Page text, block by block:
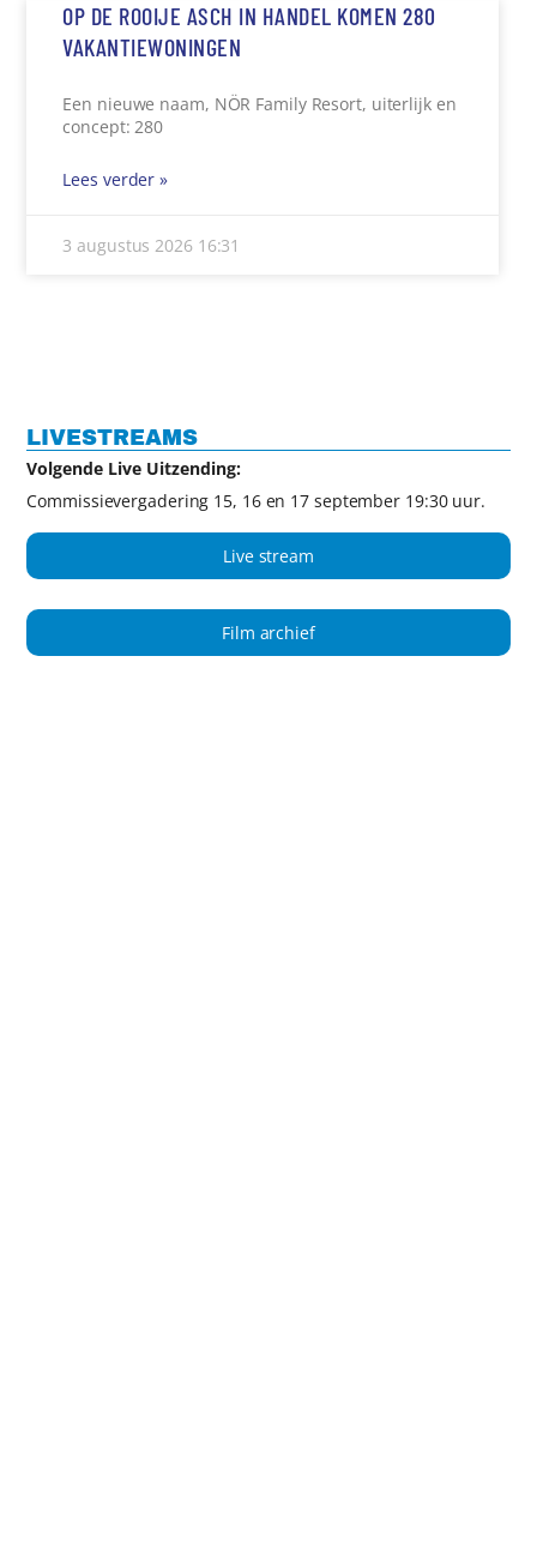
OP DE ROOIJE ASCH IN HANDEL KOMEN 280
VAKANTIEWONINGEN
Een nieuwe naam, NÖR Family Resort, uiterlijk en
concept: 280
Lees verder »
3 augustus 2026 16:31
LIVESTREAMS
Volgende Live Uitzending:
Commissievergadering 15, 16 en 17 september 19:30 uur.
Live stream
Film archief